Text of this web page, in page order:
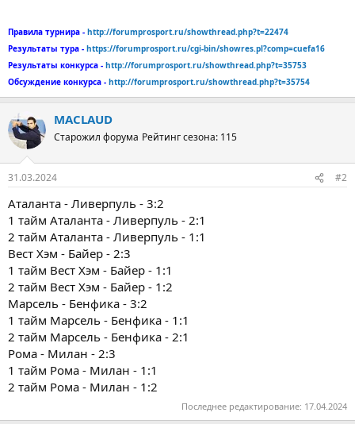
Правила турнира - http://forumprosport.ru/showthread.php?t=22474
Результаты тура - https://forumprosport.ru/cgi-bin/showres.pl?comp=cuefa16
Результаты конкурса - http://forumprosport.ru/showthread.php?t=35753
Обсуждение конкурса - http://forumprosport.ru/showthread.php?t=35754
MACLAUD
Старожил форума Рейтинг сезона: 115
31.03.2024 #2
Аталанта - Ливерпуль - 3:2
1 тайм Аталанта - Ливерпуль - 2:1
2 тайм Аталанта - Ливерпуль - 1:1
Вест Хэм - Байер - 2:3
1 тайм Вест Хэм - Байер - 1:1
2 тайм Вест Хэм - Байер - 1:2
Марсель - Бенфика - 3:2
1 тайм Марсель - Бенфика - 1:1
2 тайм Марсель - Бенфика - 2:1
Рома - Милан - 2:3
1 тайм Рома - Милан - 1:1
2 тайм Рома - Милан - 1:2
Последнее редактирование: 17.04.2024